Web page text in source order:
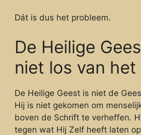
Dát is dus het probleem.
De Heilige
niet los van het
De Heilige Geest is niet de
Hij is niet gekomen om
boven de Schrift te verheffen.
tegen wat Hij Zelf heeft laten